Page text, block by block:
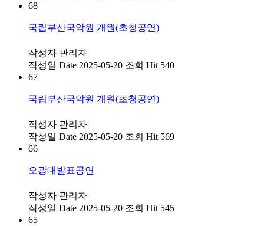
68
국립부산국악원 개원(초청공연)
작성자 관리자
작성일 Date 2025-05-20 조회 Hit 540
67
국립부산국악원 개원(초청공연)
작성자 관리자
작성일 Date 2025-05-20 조회 Hit 569
66
오광대발표공연
작성자 관리자
작성일 Date 2025-05-20 조회 Hit 545
65